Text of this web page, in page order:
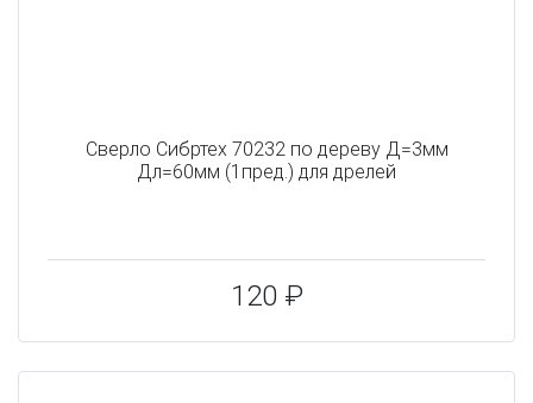
Сверло Сибртех 70232 по дереву Д=3мм
Дл=60мм (1пред.) для дрелей
120 ₽